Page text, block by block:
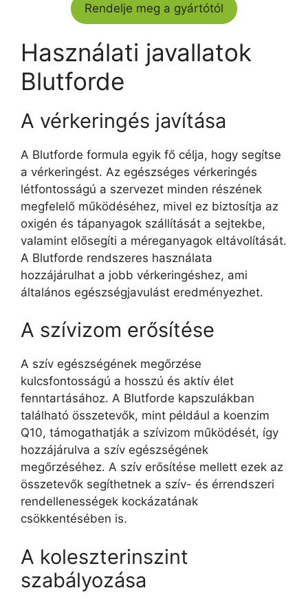
Rendelje meg a gyártótól
Használati javallatok
Blutforde
A vérkeringés javítása
A Blutforde formula egyik fő célja, hogy segítse
a vérkeringést. Az egészséges vérkeringés
létfontosságú a szervezet minden részének
megfelelő működéséhez, mivel ez biztosítja az
oxigén és tápanyagok szállítását a sejtekbe,
valamint elősegíti a méreganyagok eltávolítását.
A Blutforde rendszeres használata
hozzájárulhat a jobb vérkeringéshez, ami
általános egészségjavulást eredményezhet.
A szívizom erősítése
A szív egészségének megőrzése
kulcsfontosságú a hosszú és aktív élet
fenntartásához. A Blutforde kapszulákban
található összetevők, mint például a koenzim
Q10, támogathatják a szívizom működését, így
hozzájárulva a szív egészségének
megőrzéséhez. A szív erősítése mellett ezek az
összetevők segíthetnek a szív- és érrendszeri
rendellenességek kockázatának
csökkentésében is.
A koleszterinszint
szabályozása